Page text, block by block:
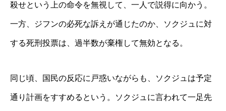
殺せという上の命令を無視して、一人で説得に向かう。
一方、ジフンの必死な訴えが通じたのか、ソクジュに対
する死刑投票は、過半数が棄権して無効となる。
同じ頃、国民の反応に戸惑いながらも、ソクジュは予定
通り計画をすすめるという。ソクジュに言われて一足先